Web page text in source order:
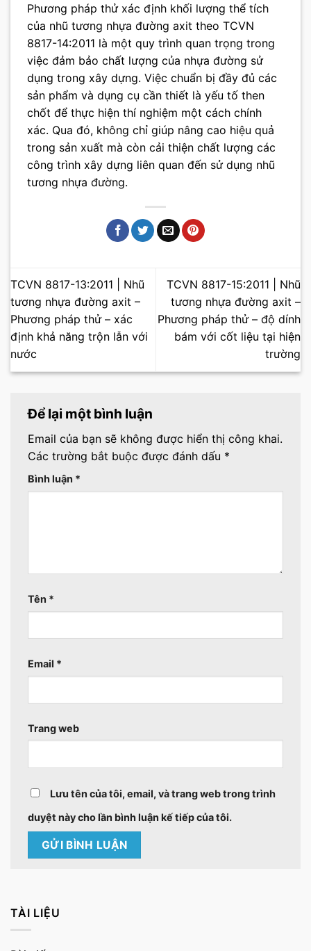
TÀI LIỆU
Phương pháp thử xác định khối lượng thể tích
của nhũ tương nhựa đường axit theo TCVN
8817-14:2011 là một quy trình quan trọng trong
việc đảm bảo chất lượng của nhựa đường sử
dụng trong xây dựng. Việc chuẩn bị đầy đủ các
sản phẩm và dụng cụ cần thiết là yếu tố then
chốt để thực hiện thí nghiệm một cách chính
xác. Qua đó, không chỉ giúp nâng cao hiệu quả
trong sản xuất mà còn cải thiện chất lượng các
công trình xây dựng liên quan đến sử dụng nhũ
tương nhựa đường.
TCVN 8817-13:2011 | Nhũ
tương nhựa đường axit –
Phương pháp thử – xác
định khả năng trộn lẫn với
nước
TCVN 8817-15:2011 | Nhũ
tương nhựa đường axit –
Phương pháp thử – độ dính
bám với cốt liệu tại hiện
trường
Để lại một bình luận
Email của bạn sẽ không được hiển thị công khai.
Các trường bắt buộc được đánh dấu *
Bình luận *
Tên *
Email *
Trang web
Lưu tên của tôi, email, và trang web trong trình
duyệt này cho lần bình luận kế tiếp của tôi.